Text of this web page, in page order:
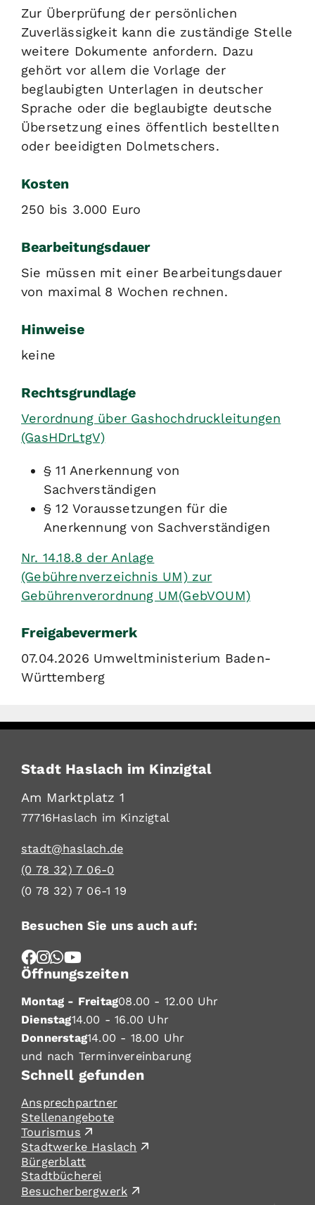
Zur Überprüfung der persönlichen
Zuverlässigkeit kann die zuständige Stelle
weitere Dokumente anfordern. Dazu
gehört vor allem die Vorlage der
beglaubigten Unterlagen in deutscher
Sprache oder die beglaubigte deutsche
Übersetzung eines öffentlich bestellten
oder beeidigten Dolmetschers.
Kosten
250 bis 3.000 Euro
Bearbeitungsdauer
Sie müssen mit einer Bearbeitungsdauer
von maximal 8 Wochen rechnen.
Hinweise
keine
Rechtsgrundlage
Verordnung über Gashochdruckleitungen
(GasHDrLtgV)
§ 11 Anerkennung von
Sachverständigen
§ 12 Voraussetzungen für die
Anerkennung von Sachverständigen
Nr. 14.18.8 der Anlage
(Gebührenverzeichnis UM) zur
Gebührenverordnung UM(GebVOUM)
Freigabevermerk
07.04.2026 Umweltministerium Baden-
Württemberg
Stadt Haslach im Kinzigtal
Am Marktplatz 1
77716Haslach im Kinzigtal
stadt@haslach.de
(0 78 32) 7 06-0
(0 78 32) 7 06-1 19
Besuchen Sie uns auch auf:
Öffnungszeiten
Montag - Freitag08.00 - 12.00 Uhr
Dienstag14.00 - 16.00 Uhr
Donnerstag14.00 - 18.00 Uhr
und nach Terminvereinbarung
Schnell gefunden
Ansprechpartner
Stellenangebote
Tourismus
Stadtwerke Haslach
Bürgerblatt
Stadtbücherei
Besucherbergwerk